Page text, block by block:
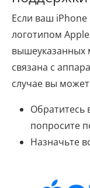
Если ваш iPhone
логотипом
вышеуказанных
связана с
случае вы
Обратитесь
попросите
Назначьте